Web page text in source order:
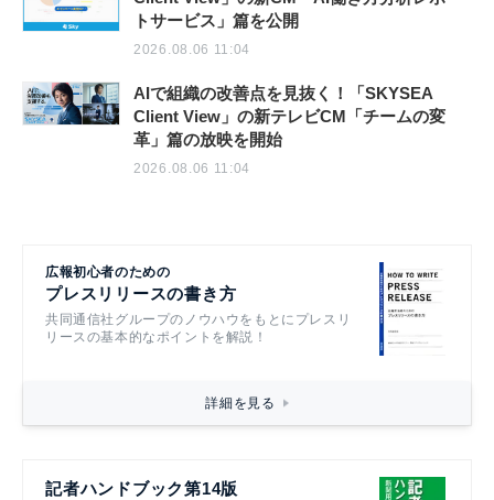
トサービス」篇を公開
2026.08.06 11:04
AIで組織の改善点を見抜く！「SKYSEA
Client View」の新テレビCM「チームの変
革」篇の放映を開始
2026.08.06 11:04
広報初心者のための
プレスリリースの書き方
共同通信社グループのノウハウをもとにプレスリ
リースの基本的なポイントを解説！
詳細を見る
記者ハンドブック第14版